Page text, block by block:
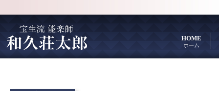
HOME
ホーム